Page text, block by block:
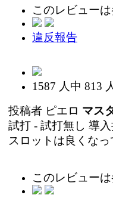
このレビュー
違反報告
1587 人中 813
投稿者 ピエロ マス
試打 - 試打無し 導
スロットは良くな
このレビュー